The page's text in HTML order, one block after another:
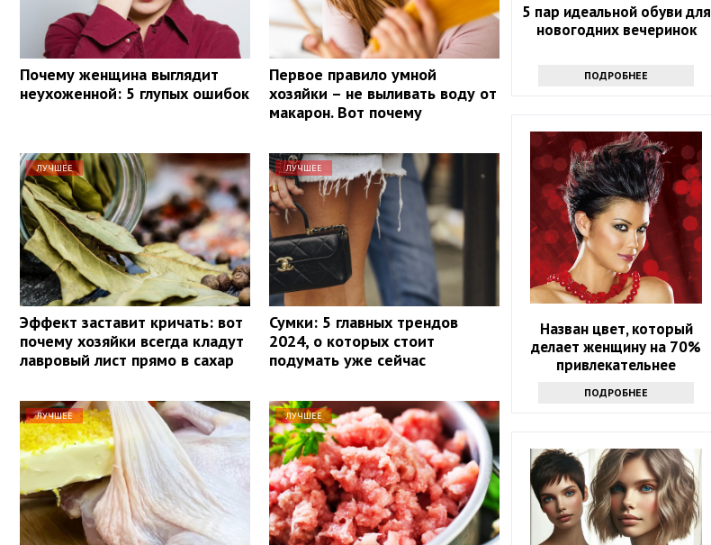
Почему женщина выглядит
неухоженной: 5 глупых ошибок
Первое правило умной
хозяйки – не выливать воду от
макарон. Вот почему
ЛУЧШЕЕ
Эффект заставит кричать: вот
почему хозяйки всегда кладут
лавровый лист прямо в сахар
ЛУЧШЕЕ
Сумки: 5 главных трендов
2024, о которых стоит
подумать уже сейчас
ЛУЧШЕЕ ЛУЧШЕЕ
5 пар идеальной обуви для
новогодних вечеринок
ПОДРОБНЕЕ
Назван цвет, который
делает женщину на 70%
привлекательнее
ПОДРОБНЕЕ